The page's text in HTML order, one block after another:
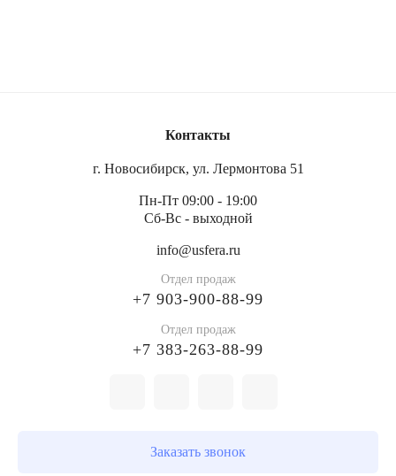
ветровым и снеговым нагрузкам, а также перепадам
возводятся в 5–15 раз быстрее и не требуют сложного
Преимущества тентовых ангаров
1. Быстрые сроки строительства
2. Выгодная стоимость
Контакты
г. Новосибирск, ул. Лермонтова 51
Пн-Пт 09:00 - 19:00
Сб-Вс - выходной
info@usfera.ru
Отдел продаж
+7 903-900-88-99
Отдел продаж
+7 383-263-88-99
Заказать звонок